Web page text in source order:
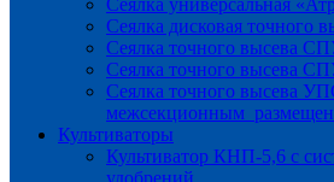
Сеялка универсальная
Сеялка дисковая точного
Сеялка точного высева
Сеялка точного высева
Сеялка точного высева
межсекционным
Культиваторы
Культиватор КНП-5,6 с
удобрений